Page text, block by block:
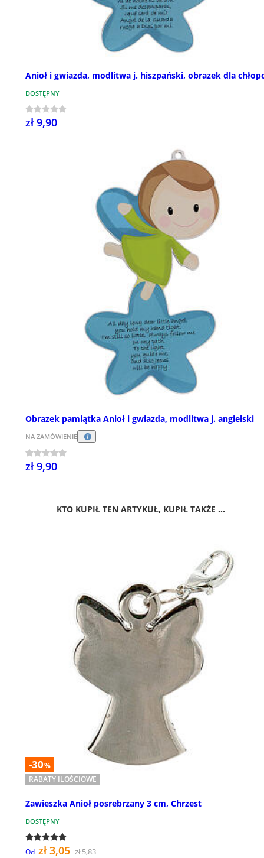
Anioł i gwiazda, modlitwa j. hiszpański, obrazek dla
DOSTĘPNY
zł 9,90
Obrazek pamiątka Anioł i gwiazda, modlitwa j. angielski
NA ZAMÓWIENIE
zł 9,90
KTO KUPIŁ TEN ARTYKUŁ, KUPIŁ TAKŻE ...
-30%
RABATY ILOŚCIOWE
Zawieszka Anioł posrebrzany 3 cm, Chrzest
DOSTĘPNY
Od zł 3,05 zł 5,83